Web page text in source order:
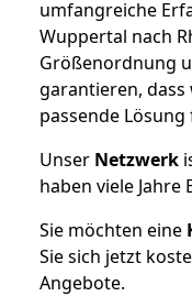
umfangreiche
Wuppertal nach
Größenordnung
garantieren,
passende
Unser Netzwerk
haben viele
Sie möchten eine
Sie sich jetzt
Angebote.